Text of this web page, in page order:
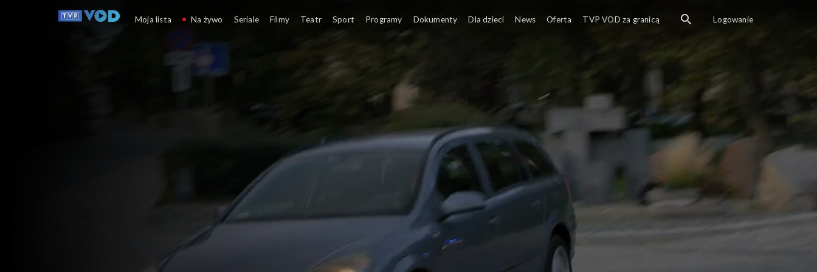
Moja lista Na żywo Seriale Filmy Teatr Sport Programy Dokumenty Dla dzieci News Oferta TVP VOD za granicą Logowanie